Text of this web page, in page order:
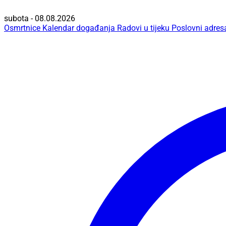
subota - 08.08.2026
Osmrtnice Kalendar događanja Radovi u tijeku Poslovni